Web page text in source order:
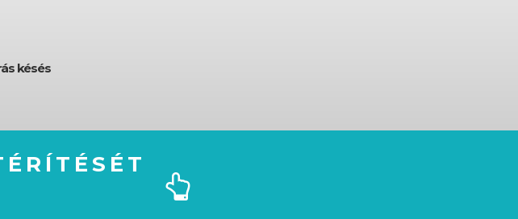
késés